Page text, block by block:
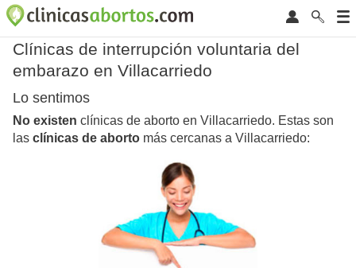
Clínicas de interrupción voluntaria del
embarazo en Villacarriedo
Lo sentimos
No existen clínicas de aborto en Villacarriedo. Estas son
las clínicas de aborto más cercanas a Villacarriedo: